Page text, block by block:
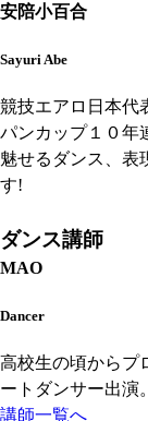
安陪小百合
Sayuri Abe
競技エアロ日本代
パンカップ１０年
魅せるダンス、表
す!
ダンス講師
MAO
Dancer
高校生の頃からプ
ートダンサー出演
講師一覧へ